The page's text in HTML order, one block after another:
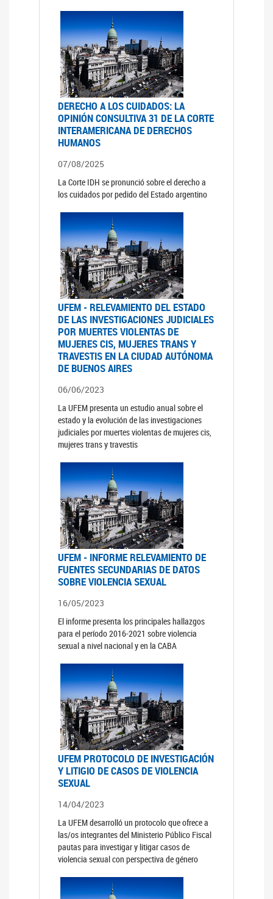
DERECHO A LOS CUIDADOS: LA
OPINIÓN CONSULTIVA 31 DE LA CORTE
INTERAMERICANA DE DERECHOS
HUMANOS
07/08/2025
La Corte IDH se pronunció sobre el derecho a
los cuidados por pedido del Estado argentino
UFEM - RELEVAMIENTO DEL ESTADO
DE LAS INVESTIGACIONES JUDICIALES
POR MUERTES VIOLENTAS DE
MUJERES CIS, MUJERES TRANS Y
TRAVESTIS EN LA CIUDAD AUTÓNOMA
DE BUENOS AIRES
06/06/2023
La UFEM presenta un estudio anual sobre el
estado y la evolución de las investigaciones
judiciales por muertes violentas de mujeres cis,
mujeres trans y travestis
UFEM - INFORME RELEVAMIENTO DE
FUENTES SECUNDARIAS DE DATOS
SOBRE VIOLENCIA SEXUAL
16/05/2023
El informe presenta los principales hallazgos
para el período 2016-2021 sobre violencia
sexual a nivel nacional y en la CABA
UFEM PROTOCOLO DE INVESTIGACIÓN
Y LITIGIO DE CASOS DE VIOLENCIA
SEXUAL
14/04/2023
La UFEM desarrolló un protocolo que ofrece a
las/os integrantes del Ministerio Público Fiscal
pautas para investigar y litigar casos de
violencia sexual con perspectiva de género